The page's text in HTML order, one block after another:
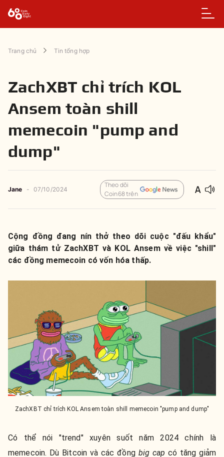
Trang chủ Tin tổng hợp
ZachXBT chỉ trích KOL
Ansem toàn shill
memecoin "pump and
dump"
Jane - 07/10/2024
Theo dõi
Coin68 trên
Cộng đồng đang nín thở theo dõi cuộc "đấu khẩu"
giữa thám tử ZachXBT và KOL Ansem về việc "shill"
các đồng memecoin có vốn hóa thấp.
ZachXBT chỉ trích KOL Ansem toàn shill memecoin "pump and dump"
Có thể nói "trend" xuyên suốt năm 2024 chính là
memecoin. Dù Bitcoin và các đồng big cap có tăng giảm